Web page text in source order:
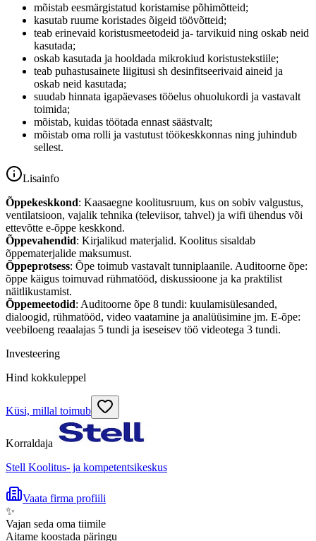
mõistab eesmärgistatud koristamise põhimõtteid;
kasutab ruume koristades õigeid töövõtteid;
teab erinevaid koristusmeetodeid ja- tarvikuid ning oskab neid
kasutada;
oskab kasutada ja hooldada mikrokiud koristustekstiile;
teab puhastusainete liigitusi sh desinfitseerivaid aineid ja
oskab neid kasutada;
suudab hinnata igapäevases tööelus ohuolukordi ja vastavalt
toimida;
mõistab, kuidas töötada ennast säästvalt;
mõistab oma rolli ja vastutust töökeskkonnas ning juhindub
sellest.
Lisainfo
Õppekeskkond: Kaasaegne koolitusruum, kus on sobiv valgustus,
ventilatsioon, vajalik tehnika (televiisor, tahvel) ja wifi ühendus või
ettevõtte e-õppe keskkond.
Õppevahendid: Kirjalikud materjalid. Koolitus sisaldab
õppematerjalide maksumust.
Õppeprotsess: Õpe toimub vastavalt tunniplaanile. Auditoorne õpe:
õppe käigus toimuvad rühmatööd, diskussioone ja ka praktilist
näitlikustamist.
Õppemeetodid: Auditoorne õpe 8 tundi: kuulamisülesanded,
dialoogid, rühmatööd, video vaatamine ja analüüsimine jm. E-õpe:
veebiloeng reaalajas 5 tundi ja iseseisev töö videotega 3 tundi.
Investeering
Hind kokkuleppel
Küsi, millal toimub
Korraldaja
Stell Koolitus- ja kompetentsikeskus
Vaata firma profiili
✨
Vajan seda oma tiimile
Aitame koostada päringu